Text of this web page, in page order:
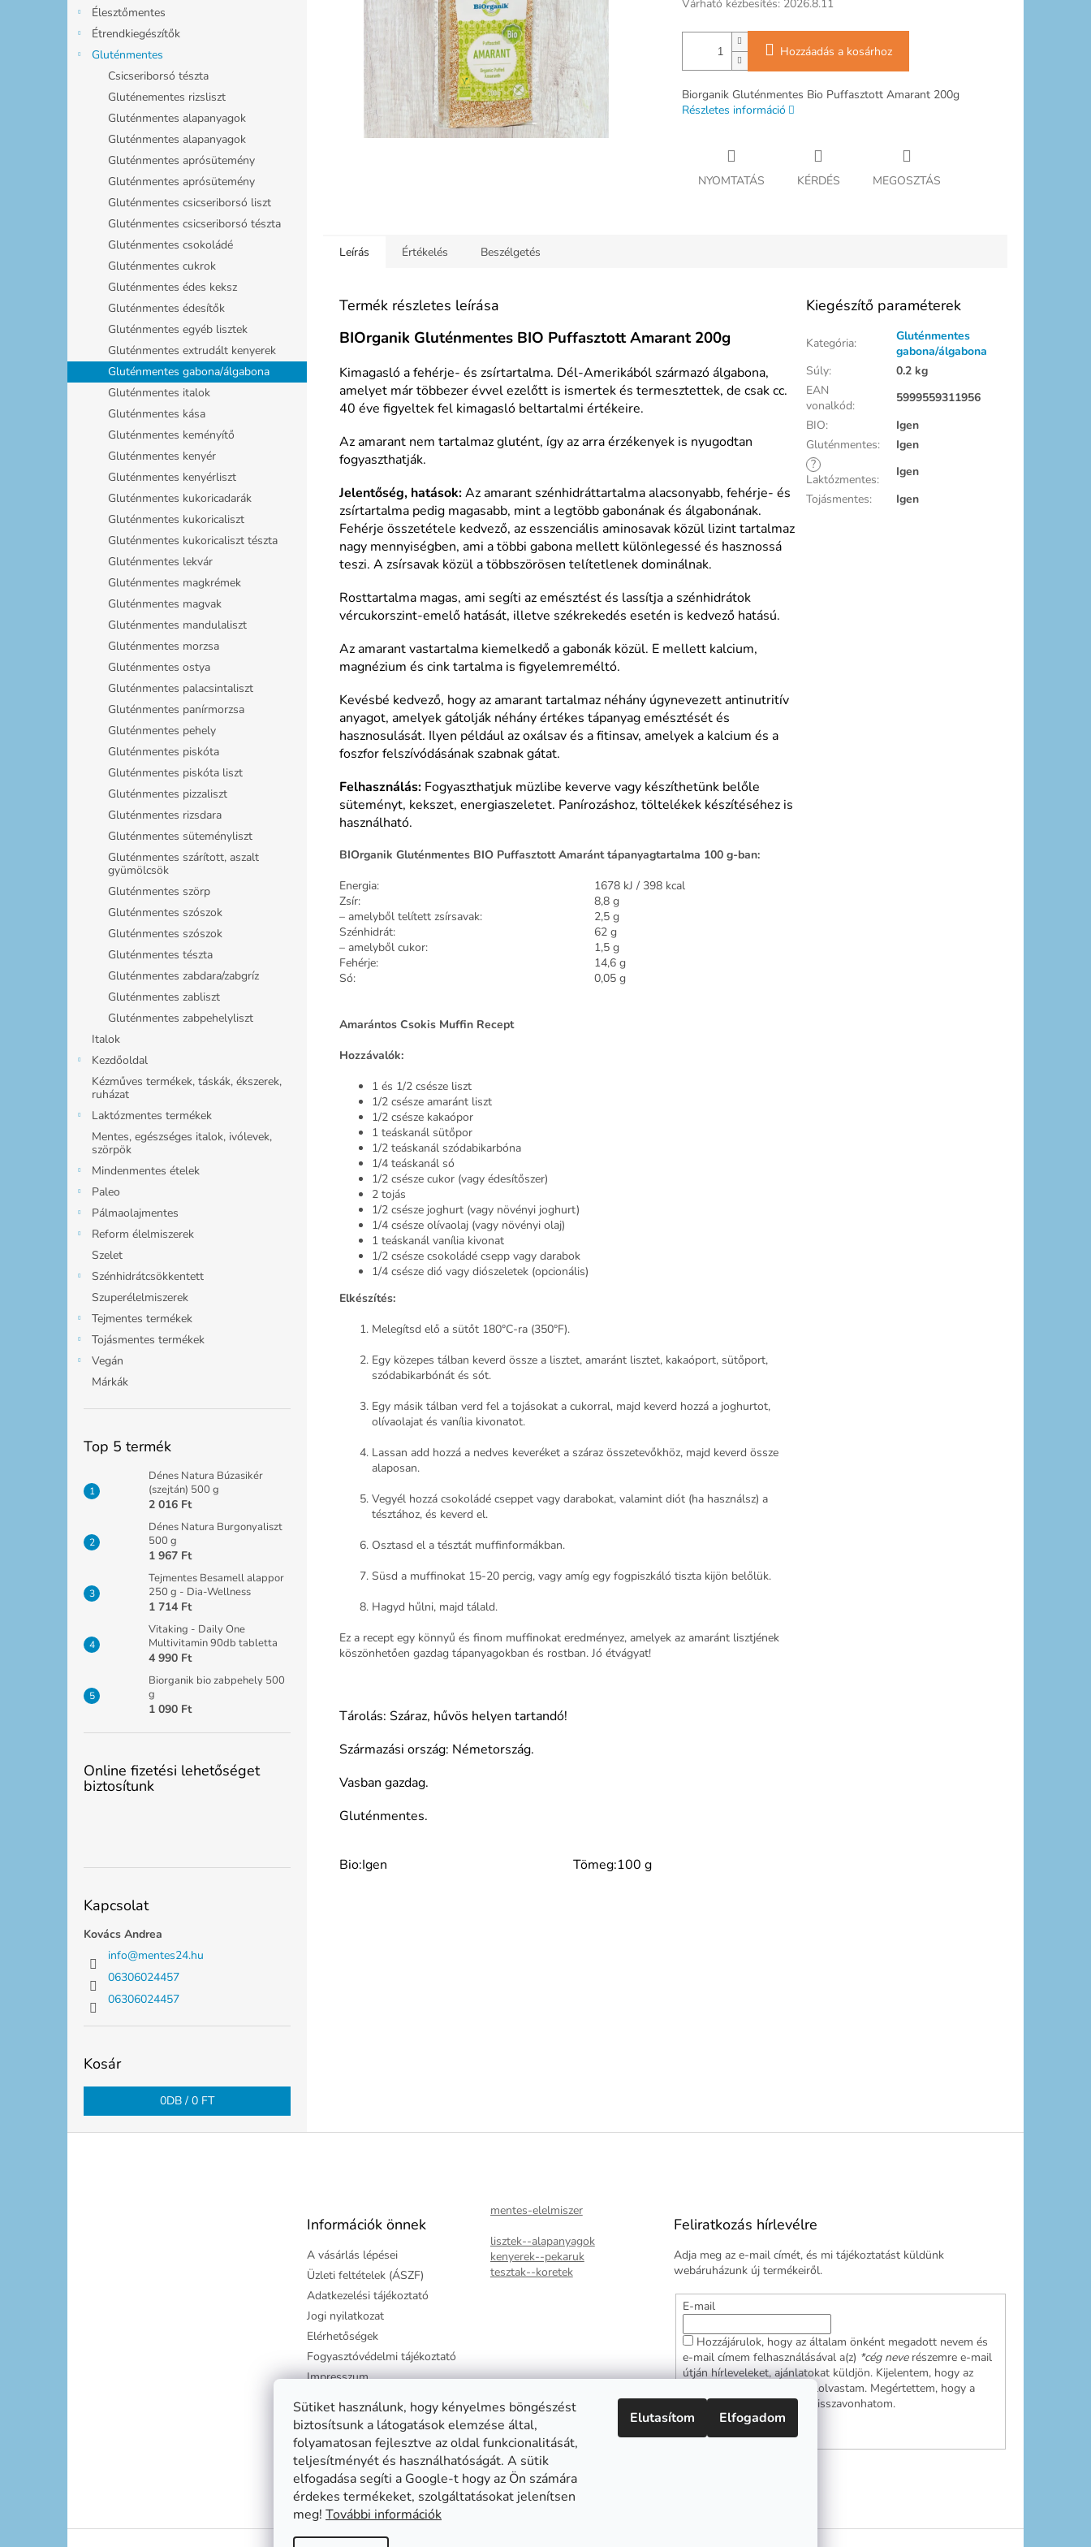
Sütiket használunk, hogy kényelmes böngészést
biztosítsunk a látogatások elemzése által,
folyamatosan fejlesztve az oldal funkcionalitását,
teljesítményét és használhatóságát. A sütik
elfogadása segíti a Google-t hogy az Ön számára
érdekes termékeket, szolgáltatásokat jelenítsen
meg! További információk
Elutasítom Elfogadom
Élesztőmentes
Étrendkiegészítők
Gluténmentes
Csicseriborsó tészta
Gluténementes rizsliszt
Gluténmentes alapanyagok
Gluténmentes alapanyagok
Gluténmentes aprósütemény
Gluténmentes aprósütemény
Gluténmentes csicseriborsó liszt
Gluténmentes csicseriborsó tészta
Gluténmentes csokoládé
Gluténmentes cukrok
Gluténmentes édes keksz
Gluténmentes édesítők
Gluténmentes egyéb lisztek
Gluténmentes extrudált kenyerek
Gluténmentes gabona/álgabona
Gluténmentes italok
Gluténmentes kása
Gluténmentes keményítő
Gluténmentes kenyér
Gluténmentes kenyérliszt
Gluténmentes kukoricadarák
Gluténmentes kukoricaliszt
Gluténmentes kukoricaliszt tészta
Gluténmentes lekvár
Gluténmentes magkrémek
Gluténmentes magvak
Gluténmentes mandulaliszt
Gluténmentes morzsa
Gluténmentes ostya
Gluténmentes palacsintaliszt
Gluténmentes panírmorzsa
Gluténmentes pehely
Gluténmentes piskóta
Gluténmentes piskóta liszt
Gluténmentes pizzaliszt
Gluténmentes rizsdara
Gluténmentes süteményliszt
Gluténmentes szárított, aszalt
gyümölcsök
Gluténmentes szörp
Gluténmentes szószok
Gluténmentes szószok
Gluténmentes tészta
Gluténmentes zabdara/zabgríz
Gluténmentes zabliszt
Gluténmentes zabpehelyliszt
Italok
Kezdőoldal
Kézműves termékek, táskák, ékszerek,
ruházat
Laktózmentes termékek
Mentes, egészséges italok, ivólevek,
szörpök
Mindenmentes ételek
Paleo
Pálmaolajmentes
Reform élelmiszerek
Szelet
Szénhidrátcsökkentett
Szuperélelmiszerek
Tejmentes termékek
Tojásmentes termékek
Vegán
Márkák
Top 5 termék
Dénes Natura Búzasikér
(szejtán) 500 g
2 016 Ft
Dénes Natura Burgonyaliszt
500 g
1 967 Ft
Tejmentes Besamell alappor
250 g - Dia-Wellness
1 714 Ft
Vitaking - Daily One
Multivitamin 90db tabletta
4 990 Ft
Biorganik bio zabpehely 500
g
1 090 Ft
Online fizetési lehetőséget
biztosítunk
Kapcsolat
Kovács Andrea
info@mentes24.hu
06306024457
06306024457
Kosár
0DB / 0 FT
Várható kézbesítés: 2026.8.11
Hozzáadás a kosárhoz
Biorganik Gluténmentes Bio Puffasztott Amarant 200g
Részletes információ
NYOMTATÁS KÉRDÉS MEGOSZTÁS
Leírás Értékelés Beszélgetés
Termék részletes leírása
BIOrganik Gluténmentes BIO Puffasztott Amarant 200g
Kimagasló a fehérje- és zsírtartalma. Dél-Amerikából származó álgabona,
amelyet már többezer évvel ezelőtt is ismertek és termesztettek, de csak cc.
40 éve figyeltek fel kimagasló beltartalmi értékeire.
Az amarant nem tartalmaz glutént, így az arra érzékenyek is nyugodtan
fogyaszthatják.
Jelentőség, hatások:Az amarant szénhidráttartalma alacsonyabb, fehérje- és
zsírtartalma pedig magasabb, mint a legtöbb gabonának és álgabonának.
Fehérje összetétele kedvező, az esszenciális aminosavak közül lizint tartalmaz
nagy mennyiségben, ami a többi gabona mellett különlegessé és hasznossá
teszi. A zsírsavak közül a többszörösen telítetlenek dominálnak.
Rosttartalma magas, ami segíti az emésztést és lassítja a szénhidrátok
vércukorszint-emelő hatását, illetve székrekedés esetén is kedvező hatású.
Az amarant vastartalma kiemelkedő a gabonák közül. E mellett kalcium,
magnézium és cink tartalma is figyelemreméltó.
Kevésbé kedvező, hogy az amarant tartalmaz néhány úgynevezett antinutritív
anyagot, amelyek gátolják néhány értékes tápanyag emésztését és
hasznosulását. Ilyen például az oxálsav és a fitinsav, amelyek a kalcium és a
foszfor felszívódásának szabnak gátat.
Felhasználás: Fogyaszthatjuk müzlibe keverve vagy készíthetünk belőle
süteményt, kekszet, energiaszeletet. Panírozáshoz, töltelékek készítéséhez is
használható.
BIOrganik Gluténmentes BIO Puffasztott Amaránt tápanyagtartalma 100 g-ban:
Energia:
1678 kJ / 398 kcal
Zsír:
8,8 g
– amelyből telített zsírsavak:
2,5 g
Szénhidrát:
62 g
– amelyből cukor:
1,5 g
Fehérje:
14,6 g
Só:
0,05 g
Amarántos Csokis Muffin Recept
Hozzávalók:
1 és 1/2 csésze liszt
1/2 csésze amaránt liszt
1/2 csésze kakaópor
1 teáskanál sütőpor
1/2 teáskanál szódabikarbóna
1/4 teáskanál só
1/2 csésze cukor (vagy édesítőszer)
2 tojás
1/2 csésze joghurt (vagy növényi joghurt)
1/4 csésze olívaolaj (vagy növényi olaj)
1 teáskanál vanília kivonat
1/2 csésze csokoládé csepp vagy darabok
1/4 csésze dió vagy diószeletek (opcionális)
Elkészítés:
Melegítsd elő a sütőt 180°C-ra (350°F).
Egy közepes tálban keverd össze a lisztet, amaránt lisztet, kakaóport, sütőport,
szódabikarbónát és sót.
Egy másik tálban verd fel a tojásokat a cukorral, majd keverd hozzá a joghurtot,
olívaolajat és vanília kivonatot.
Lassan add hozzá a nedves keveréket a száraz összetevőkhöz, majd keverd össze
alaposan.
Vegyél hozzá csokoládé cseppet vagy darabokat, valamint diót (ha használsz) a
tésztához, és keverd el.
Osztasd el a tésztát muffinformákban.
Süsd a muffinokat 15-20 percig, vagy amíg egy fogpiszkáló tiszta kijön belőlük.
Hagyd hűlni, majd tálald.
Ez a recept egy könnyű és finom muffinokat eredményez, amelyek az amaránt lisztjének
köszönhetően gazdag tápanyagokban és rostban. Jó étvágyat!
Tárolás: Száraz, hűvös helyen tartandó!
Származási ország: Németország.
Vasban gazdag.
Gluténmentes.
Bio:Igen Tömeg:100 g
Kiegészítő paraméterek
Kategória:
Gluténmentes
gabona/álgabona
Súly:
0.2 kg
EAN
vonalkód:
5999559311956
BIO:
Igen
Gluténmentes:
Igen
?
Laktózmentes:
Igen
Tojásmentes: Igen
Információk önnek
A vásárlás lépései
Üzleti feltételek (ÁSZF)
Adatkezelési tájékoztató
Jogi nyilatkozat
Elérhetőségek
Fogyasztóvédelmi tájékoztató
Impresszum
Szállítási garancia
mentes-elelmiszer
lisztek--alapanyagok
kenyerek--pekaruk
tesztak--koretek
Feliratkozás hírlevélre
Adja meg az e-mail címét, és mi tájékoztatást küldünk
webáruházunk új termékeiről.
E-mail
Hozzájárulok, hogy az általam önként megadott nevem és
e-mail címem felhasználásával a(z) *cég neverészemre e-mail
útján hírleveleket, ajánlatokat küldjön. Kijelentem, hogy az
elolvastam. Megértettem, hogy a
hozzájárulásom bármikor visszavonhatom.
FELIRATKOZÁS
Abonett